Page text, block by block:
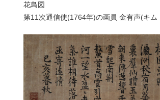
花鳥図
第11次通信使(1764年)の画員 金有声(キム